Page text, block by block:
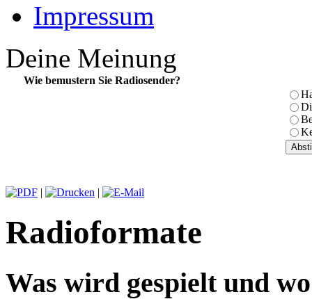
Impressum
Deine Meinung
Wie bemustern Sie Radiosender?
| |
Radioformate
Was wird gespielt und